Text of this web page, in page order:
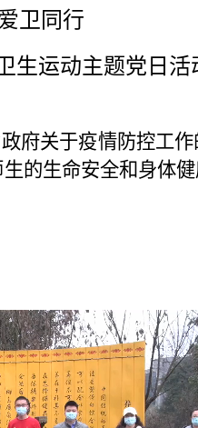
卫同行
生运动主题党日活
关于疫情防控工
的生命安全和身体